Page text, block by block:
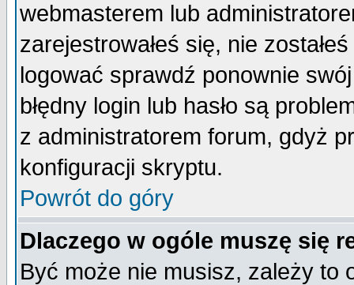
webmasterem lub
zarejestrowałeś się, nie
logować sprawdź ponownie
błędny login lub hasło są
z administratorem forum, gdyż
konfiguracji skryptu.
Powrót do góry
Dlaczego w ogóle muszę się
Być może nie musisz, zależy to